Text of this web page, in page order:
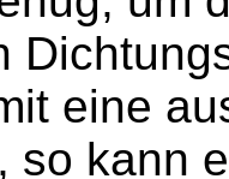
eine
so kann